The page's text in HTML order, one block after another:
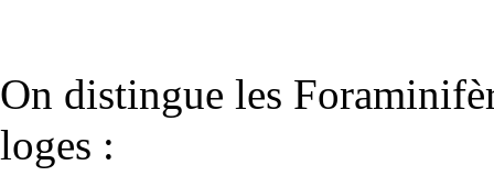
On distingue les
loges :